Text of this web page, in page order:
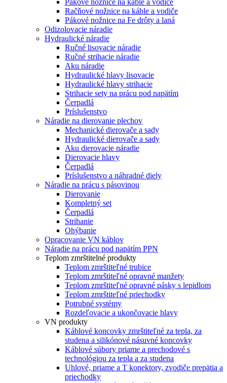
Pákové nožnice na káble a vodiče
Račňové nožnice na káble a vodiče
Pákové nožnice na Fe drôty a laná
Odizolovacie náradie
Hydraulické náradie
Ručné lisovacie náradie
Ručné strihacie náradie
Aku náradie
Hydraulické hlavy lisovacie
Hydraulické hlavy strihacie
Strihacie sety na prácu pod napätím
Čerpadlá
Príslušenstvo
Náradie na dierovanie plechov
Mechanické dierovače a sady
Hydraulické dierovače a sady
Aku dierovacie náradie
Dierovacie hlavy
Čerpadlá
Príslušenstvo a náhradné diely
Náradie na prácu s pásovinou
Dierovanie
Kompletný set
Čerpadlá
Strihanie
Ohýbanie
Opracovanie VN káblov
Náradie na prácu pod napätím PPN
Teplom zmrštitelné produkty
Teplom zmrštiteľné trubice
Teplom zmrštiteľné opravné manžety
Teplom zmrštiteľné opravné pásky s lepidlom
Teplom zmrštiteľné priechodky
Potrubné systémy
Rozdeľovacie a ukončovacie hlavy
VN produkty
Káblové koncovky zmrštiteľné za tepla, za
studena a silikónové násuvné koncovky
Káblové súbory priame a prechodové s
technológiou za tepla a za studena
Uhlové, priame a T konektory, zvodiče prepätia a
priechodky